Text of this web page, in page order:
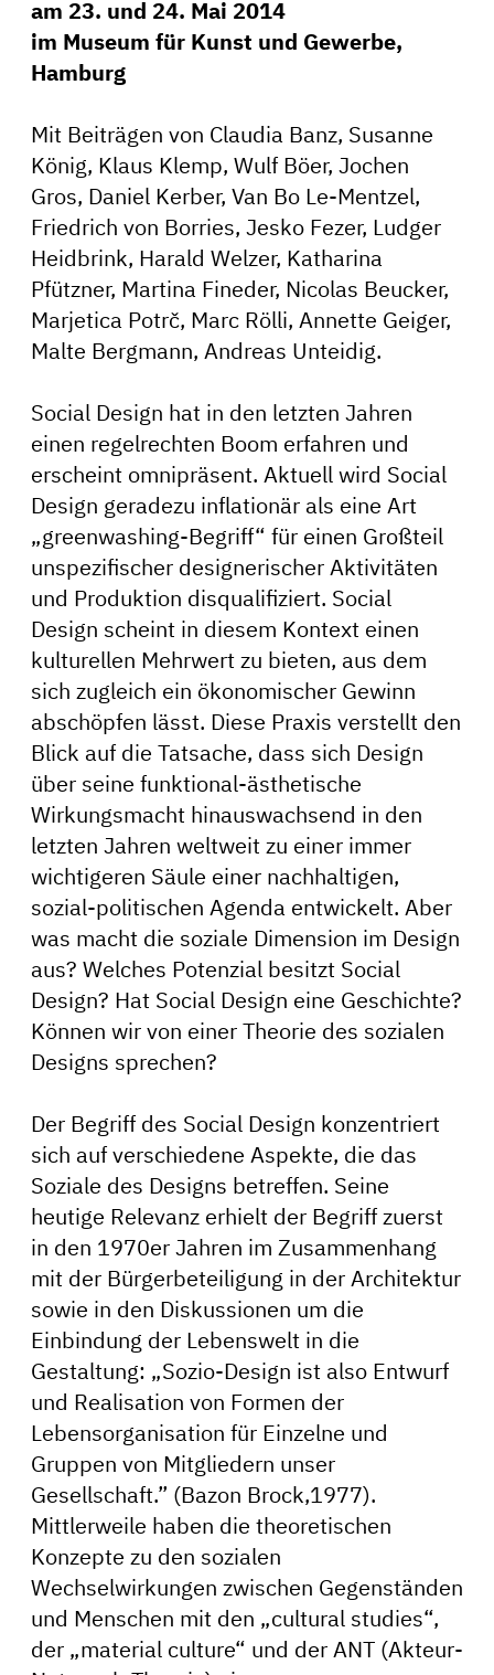
am 23. und 24. Mai 2014
im Museum für Kunst und Gewerbe,
Hamburg
Mit Beiträgen von Claudia Banz, Susanne
König, Klaus Klemp, Wulf Böer, Jochen
Gros, Daniel Kerber, Van Bo Le-Mentzel,
Friedrich von Borries, Jesko Fezer, Ludger
Heidbrink, Harald Welzer, Katharina
Pfützner, Martina Fineder, Nicolas Beucker,
Marjetica Potrč, Marc Rölli, Annette Geiger,
Malte Bergmann, Andreas Unteidig.
Social Design hat in den letzten Jahren
einen regelrechten Boom erfahren und
erscheint omnipräsent. Aktuell wird Social
Design geradezu inflationär als eine Art
„greenwashing-Begriff“ für einen Großteil
unspezifischer designerischer Aktivitäten
und Produktion disqualifiziert. Social
Design scheint in diesem Kontext einen
kulturellen Mehrwert zu bieten, aus dem
sich zugleich ein ökonomischer Gewinn
abschöpfen lässt. Diese Praxis verstellt den
Blick auf die Tatsache, dass sich Design
über seine funktional-ästhetische
Wirkungsmacht hinauswachsend in den
letzten Jahren weltweit zu einer immer
wichtigeren Säule einer nachhaltigen,
sozial-politischen Agenda entwickelt. Aber
was macht die soziale Dimension im Design
aus? Welches Potenzial besitzt Social
Design? Hat Social Design eine Geschichte?
Können wir von einer Theorie des sozialen
Designs sprechen?
Der Begriff des Social Design konzentriert
sich auf verschiedene Aspekte, die das
Soziale des Designs betreffen. Seine
heutige Relevanz erhielt der Begriff zuerst
in den 1970er Jahren im Zusammenhang
mit der Bürgerbeteiligung in der Architektur
sowie in den Diskussionen um die
Einbindung der Lebenswelt in die
Gestaltung: „Sozio-Design ist also Entwurf
und Realisation von Formen der
Lebensorganisation für Einzelne und
Gruppen von Mitgliedern unser
Gesellschaft.” (Bazon Brock,1977).
Mittlerweile haben die theoretischen
Konzepte zu den sozialen
Wechselwirkungen zwischen Gegenständen
und Menschen mit den „cultural studies“,
der „material culture“ und der ANT (Akteur-